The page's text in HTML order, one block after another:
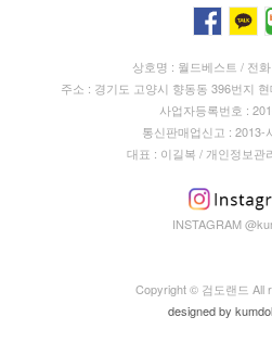
상호명 : 월드베스트 / 전
주소 : 경기도 고양시 향동동 396번지
사업자등록번호 :
통신판매업신고 : 2013-
대표 : 이길복 / 개인정보관
INSTAGRAM
Copyright © 검도랜드 All
designed by